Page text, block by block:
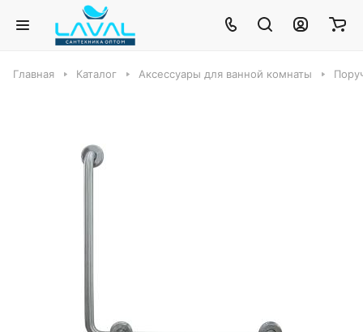
Главная Каталог Аксессуары для ванной комнаты